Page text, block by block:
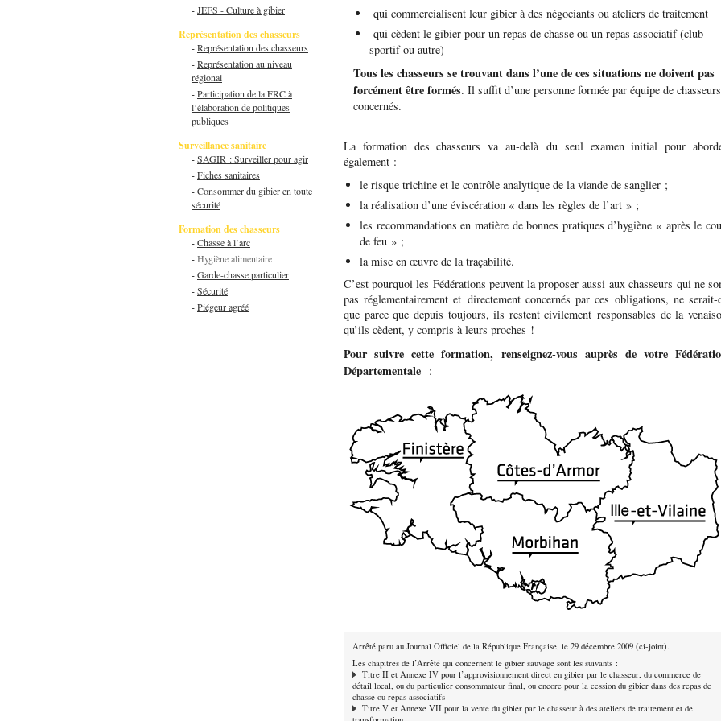
-JEFS - Culture à gibier
Représentation des chasseurs
-Représentation des chasseurs
-Représentation au niveau
régional
-Participation de la FRC à
l’élaboration de politiques
publiques
Surveillance sanitaire
-SAGIR : Surveiller pour agir
-Fiches sanitaires
-Consommer du gibier en toute
sécurité
Formation des chasseurs
-Chasse à l’arc
-Hygiène alimentaire
-Garde-chasse particulier
-Sécurité
-Piégeur agréé
qui commercialisent leur gibier à des négociants ou ateliers de traitement
qui cèdent le gibier pour un repas de chasse ou un repas associatif (club
sportif ou autre)
Tous les chasseurs se trouvant dans l’une de ces situations ne doivent pas
forcément être formés. Il suffit d’une personne formée par équipe de chasseurs
concernés.
La formation des chasseurs va au-delà du seul examen initial pour
également :
le risque trichine et le contrôle analytique de la viande de sanglier ;
la réalisation d’une éviscération « dans les règles de l’art » ;
les recommandations en matière de bonnes pratiques d’hygiène « après le
de feu » ;
la mise en œuvre de la traçabilité.
C’est pourquoi les Fédérations peuvent la proposer aussi aux chasseurs qui ne
pas réglementairement et directement concernés par ces obligations, ne serait-
que parce que depuis toujours, ils restent civilement responsables de la
qu’ils cèdent, y compris à leurs proches !
Pour suivre cette formation, renseignez-vous auprès de votre
Départementale :
Arrêté paru au Journal Officiel de la République Française, le 29 décembre 2009 (ci-joint).
Les chapitres de l’Arrêté qui concernent le gibier sauvage sont les suivants :
Titre II et Annexe IV pour l’approvisionnement direct en gibier par le chasseur, du commerce de
détail local, ou du particulier consommateur final, ou encore pour la cession du gibier dans des repas de
chasse ou repas associatifs
Titre V et Annexe VII pour la vente du gibier par le chasseur à des ateliers de traitement et de